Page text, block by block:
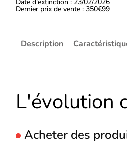
Date d'extinction : 23/02/2026
Dernier prix de vente : 350€99
Description
L'évolution
Acheter des